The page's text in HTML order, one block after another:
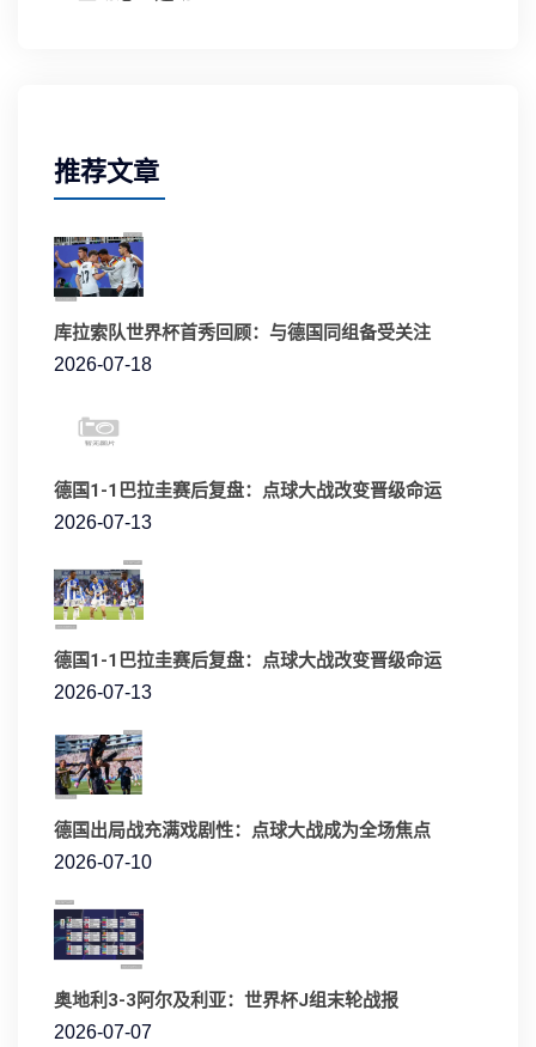
推荐文章
库拉索队世界杯首秀回顾：与德国同组备受关注
2026-07-18
德国1-1巴拉圭赛后复盘：点球大战改变晋级命运
2026-07-13
德国1-1巴拉圭赛后复盘：点球大战改变晋级命运
2026-07-13
德国出局战充满戏剧性：点球大战成为全场焦点
2026-07-10
奥地利3-3阿尔及利亚：世界杯J组末轮战报
2026-07-07